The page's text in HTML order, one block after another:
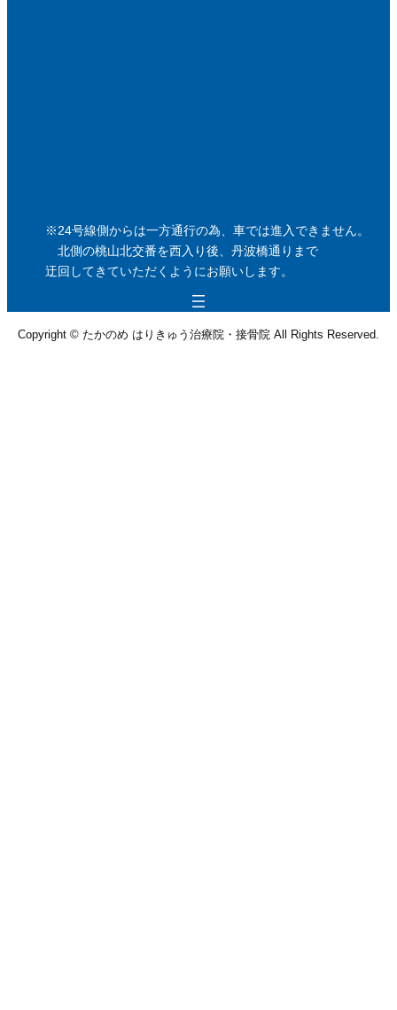
※24号線側からは一方通行の為、車では進入できません。
北側の桃山北交番を西入り後、丹波橋通りまで
迂回してきていただくようにお願いします。
Copyright © たかのめ はりきゅう治療院・接骨院 All Rights Reserved.